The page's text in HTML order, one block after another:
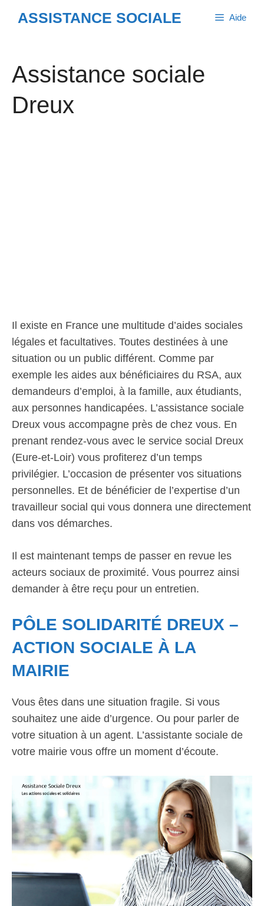
ASSISTANCE SOCIALE Aide
Assistance sociale
Dreux
Il existe en France une multitude d’aides sociales
légales et facultatives. Toutes destinées à une
situation ou un public différent. Comme par
exemple les aides aux bénéficiaires du RSA, aux
demandeurs d’emploi, à la famille, aux étudiants,
aux personnes handicapées. L’assistance sociale
Dreux vous accompagne près de chez vous. En
prenant rendez-vous avec le service social Dreux
(Eure-et-Loir) vous profiterez d’un temps
privilégier. L’occasion de présenter vos situations
personnelles. Et de bénéficier de l’expertise d’un
travailleur social qui vous donnera une directement
dans vos démarches.
Il est maintenant temps de passer en revue les
acteurs sociaux de proximité. Vous pourrez ainsi
demander à être reçu pour un entretien.
PÔLE SOLIDARITÉ DREUX –
ACTION SOCIALE À LA
MAIRIE
Vous êtes dans une situation fragile. Si vous
souhaitez une aide d’urgence. Ou pour parler de
votre situation à un agent. L’assistante sociale de
votre mairie vous offre un moment d’écoute.